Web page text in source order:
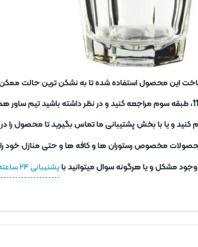
محصولات مخصوص رستوران ها و کافه ها و حتی منازل خود
مشکل و یا هرگونه سوال میتوانید باپشتیبانی ۲۴ ساعته تیم ساور